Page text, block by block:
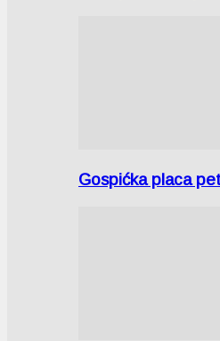
Gospićka placa